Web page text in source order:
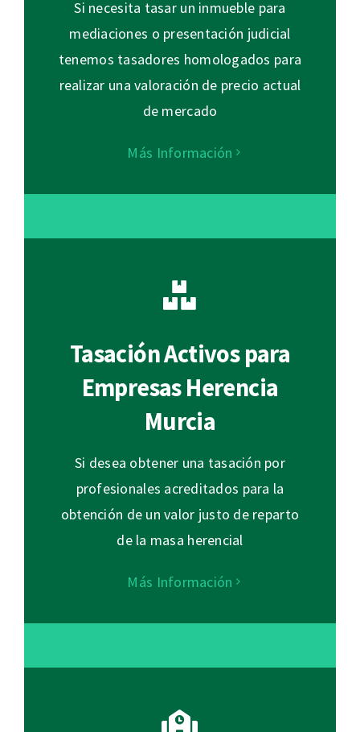
Si necesita tasar un inmueble para
mediaciones o presentación judicial
tenemos tasadores homologados para
realizar una valoración de precio actual
de mercado
Más Información
Tasación Activos para
Empresas Herencia
Murcia
Si desea obtener una tasación por
profesionales acreditados para la
obtención de un valor justo de reparto
de la masa herencial
Más Información